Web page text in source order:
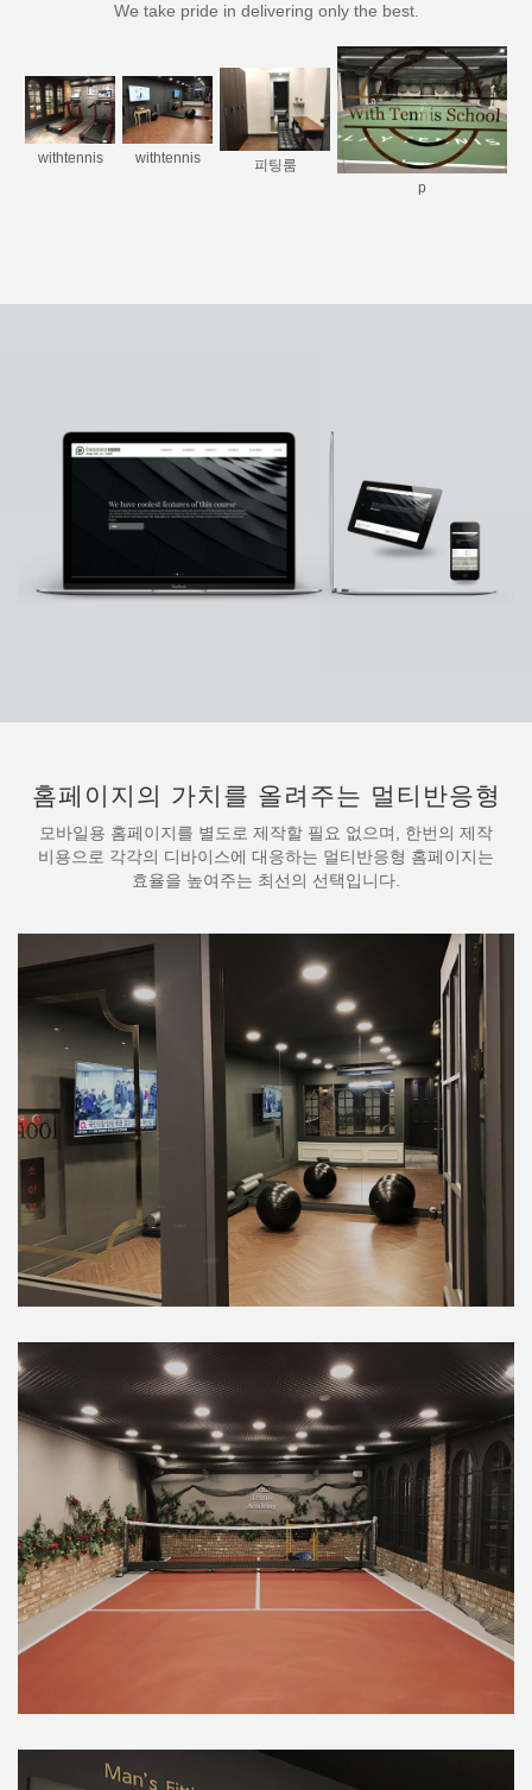
We take pride in delivering only the best.
withtennis withtennis
피팅룸
p
홈페이지의 가치를 올려주는 멀티반응형
모바일용 홈페이지를 별도로 제작할 필요 없으며, 한번의 제작
비용으로 각각의 디바이스에 대응하는 멀티반응형 홈페이지는
효율을 높여주는 최선의 선택입니다.